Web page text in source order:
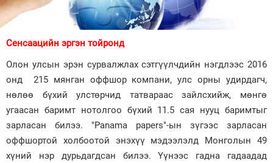
Спорт
Энтертайнмэнт
Зурхай
Сенсаацийн эргэн тойронд
Олон улсын эрэн сурвалжлах сэтгүүлчдийн нэгдлээс 2016
онд 215 мянган оффшор компани, улс орны удирдагч,
нөлөө бүхий улстөрчид татвараас зайлсхийж, мөнгө
угаасан баримт нотолгоо бүхий 11.5 сая нууц баримтыг
зарласан билээ. "Panama papers"-ын зүгээс зарласан
оффшортой холбоотой энэхүү мэдээлэлд Монголын 49
хүний нэр дурьдагдсан билээ. Үүнээс гадна гадаадад